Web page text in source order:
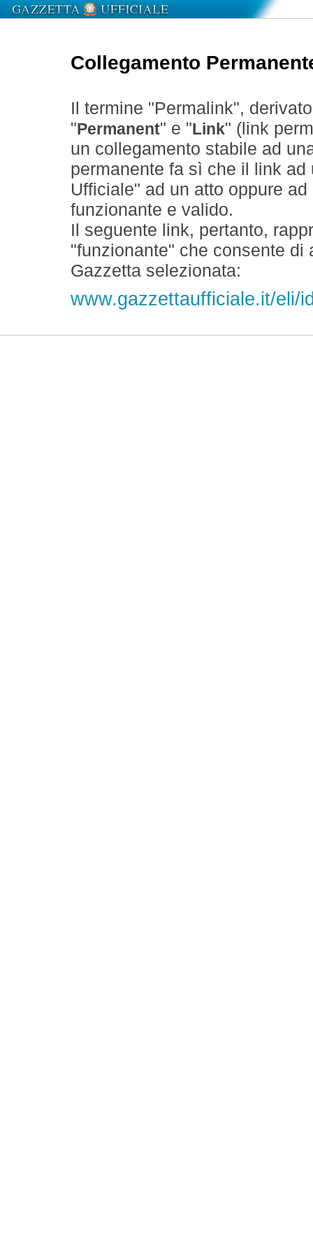
Collegamento
Il termine "Permalink",
" Permanent" e " Link" (link
un collegamento stabile ad
permanente fa sì che il link
Ufficiale" ad un atto oppure
funzionante e valido.
Il seguente link, pertanto,
"funzionante" che consente
Gazzetta selezionata:
www.gazzettaufficiale.it/eli/